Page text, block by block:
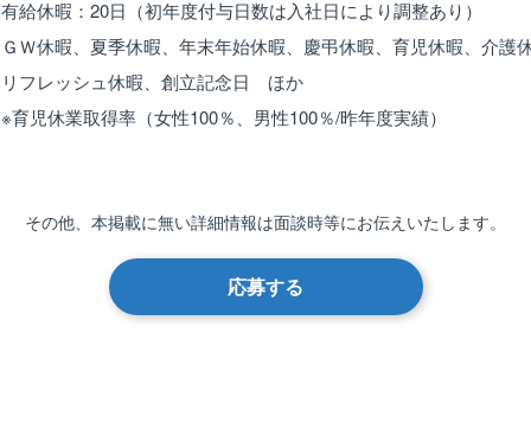
有給休暇：20日（初年度付与日数は入社日により調整あり）
ＧＷ休暇、夏季休暇、年末年始休暇、慶弔休暇、育児休暇、介護
リフレッシュ休暇、創立記念日 ほか
※育児休業取得率（女性100％、男性100％/昨年度実績）
その他、本掲載に無い詳細情報は面談時等にお伝えいたします。
応募する